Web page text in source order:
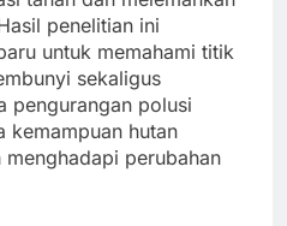
penelitian ini
untuk memahami titik
sekaligus
pengurangan polusi
kemampuan hutan
perubahan